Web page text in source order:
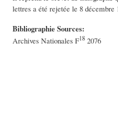
lettres a été rejetée le 8 décembre
Bibliographie Sources:
Archives Nationales F18 2076